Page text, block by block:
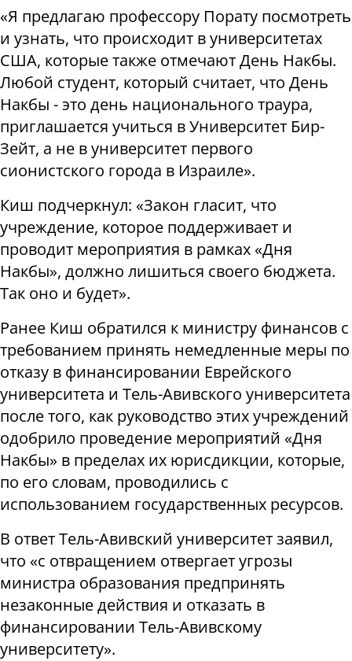
«Я предлагаю профессору Порату посмотреть
и узнать, что происходит в университетах
США, которые также отмечают День Накбы.
Любой студент, который считает, что День
Накбы - это день национального траура,
приглашается учиться в Университет Бир-
Зейт, а не в университет первого
сионистского города в Израиле».
Киш подчеркнул: «Закон гласит, что
учреждение, которое поддерживает и
проводит мероприятия в рамках «Дня
Накбы», должно лишиться своего бюджета.
Так оно и будет».
Ранее Киш обратился к министру финансов с
требованием принять немедленные меры по
отказу в финансировании Еврейского
университета и Тель-Авивского университета
после того, как руководство этих учреждений
одобрило проведение мероприятий «Дня
Накбы» в пределах их юрисдикции, которые,
по его словам, проводились с
использованием государственных ресурсов.
В ответ Тель-Авивский университет заявил,
что «с отвращением отвергает угрозы
министра образования предпринять
незаконные действия и отказать в
финансировании Тель-Авивскому
университету».